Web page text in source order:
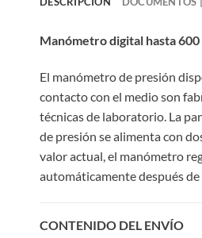
Manómetro digital hasta
El manómetro de presión
contacto con el medio son
técnicas de laboratorio. La
de presión se alimenta con
valor actual, el manómetro
automáticamente después
CONTENIDO DEL ENVÍO